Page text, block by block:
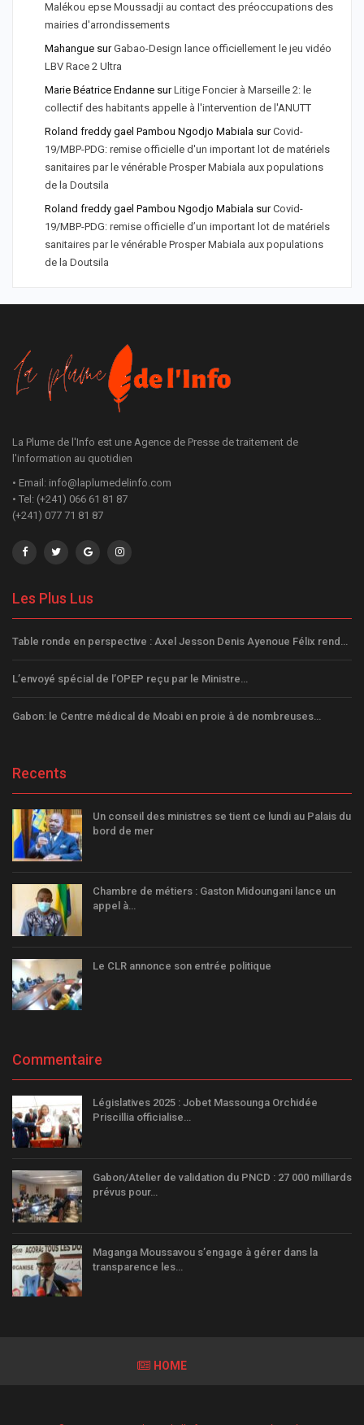
Malékou epse Moussadji au contact des préoccupations des
mairies d'arrondissements
Mahangue surGabao-Design lance officiellement le jeu vidéo
LBV Race 2 Ultra
Marie Béatrice Endanne surLitige Foncier à Marseille 2: le
collectif des habitants appelle à l'intervention de l'ANUTT
Roland freddy gael Pambou Ngodjo Mabiala surCovid-
19/MBP-PDG: remise officielle d'un important lot de matériels
sanitaires par le vénérable Prosper Mabiala aux populations
de la Doutsila
Roland freddy gael Pambou Ngodjo Mabiala surCovid-
19/MBP-PDG: remise officielle d’un important lot de matériels
sanitaires par le vénérable Prosper Mabiala aux populations
de la Doutsila
La Plume de l'Info est une Agence de Presse de traitement de
l'information au quotidien
• Email: info@laplumedelinfo.com
• Tel: (+241) 066 61 81 87
(+241) 077 71 81 87
Les Plus Lus
Table ronde en perspective : Axel Jesson Denis Ayenoue Félix rend…
L’envoyé spécial de l’OPEP reçu par le Ministre…
Gabon: le Centre médical de Moabi en proie à de nombreuses…
Recents
Un conseil des ministres se tient ce lundi au Palais du
bord de mer
Chambre de métiers : Gaston Midoungani lance un
appel à…
Le CLR annonce son entrée politique
Commentaire
Législatives 2025 : Jobet Massounga Orchidée
Priscillia officialise…
Gabon/Atelier de validation du PNCD : 27 000 milliards
prévus pour…
Maganga Moussavou s’engage à gérer dans la
transparence les…
HOME